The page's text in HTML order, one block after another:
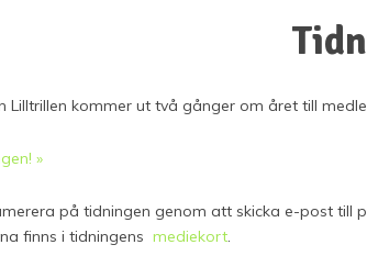
Lilltrillen kommer ut två gånger om året till
»
på tidningen genom att skicka e-post till
finns i tidningens mediekort.